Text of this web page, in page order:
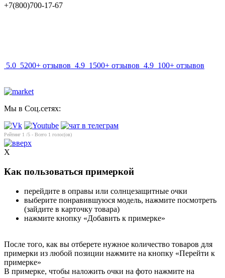
+7(800)700-17-67
5.0 5200+ отзывов 4.9 1500+ отзывов 4.9 100+ отзывов
Мы в Соц.сетях:
Рейтинг 1 /5 - Всего 1 голос(ов)
X
Как пользоваться примеркой
перейдите в оправы или солнцезащитные очки
выберите понравившуюся модель, нажмите посмотреть
(зайдите в карточку товара)
нажмите кнопку «Добавить к примерке»
После того, как вы отберете нужное количество товаров для
примерки из любой позиции нажмите на кнопку «Перейти к
примерке»
В примерке, чтобы наложить очки на фото нажмите на